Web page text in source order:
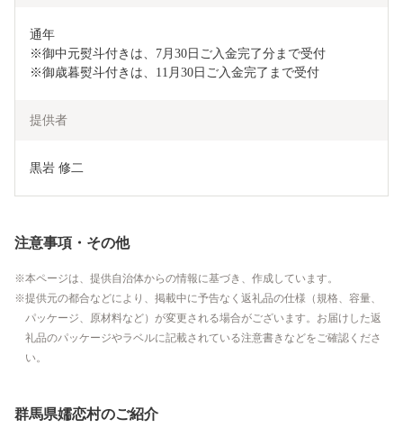
通年
※御中元熨斗付きは、7月30日ご入金完了分まで受付
※御歳暮熨斗付きは、11月30日ご入金完了まで受付
提供者
黒岩 修二
注意事項・その他
本ページは、提供自治体からの情報に基づき、作成しています。
提供元の都合などにより、掲載中に予告なく返礼品の仕様（規格、容量、
パッケージ、原材料など）が変更される場合がございます。お届けした返
礼品のパッケージやラベルに記載されている注意書きなどをご確認くださ
い。
群馬県嬬恋村のご紹介